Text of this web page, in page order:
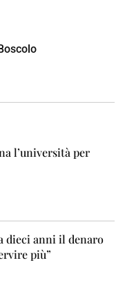
l’università per
dieci anni il denaro
più”